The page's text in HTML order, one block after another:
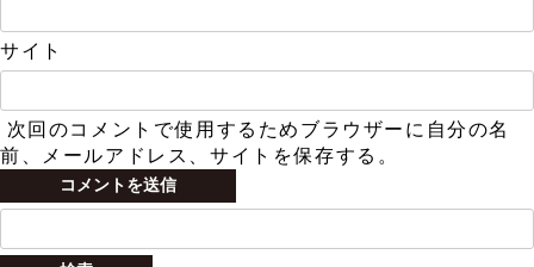
サイト
次回のコメントで使用するためブラウザーに自分の名
前、メールアドレス、サイトを保存する。
検